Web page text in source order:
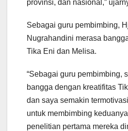
provinsi, dan nasional,”
Sebagai guru pembimbing,
Nugrahandini merasa
Tika Eni dan Melisa.
“Sebagai guru pembimbing,
bangga dengan kreatifitas
dan saya semakin
untuk membimbing
penelitian pertama mereka